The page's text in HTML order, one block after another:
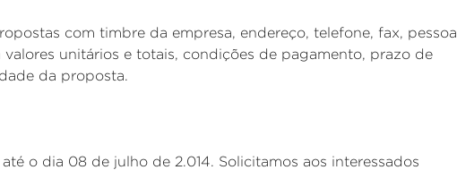
com timbre da empresa, endereço, telefone, fax, pessoa
unitários e totais, condições de pagamento, prazo de
da proposta.
o dia 08 de julho de 2.014. Solicitamos aos interessados